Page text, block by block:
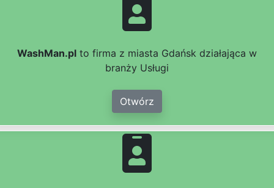
WashMan.pl to firma z miasta Gdańsk działająca w
branży Usługi
Otwórz